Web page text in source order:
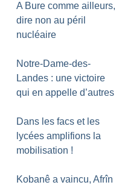
A Bure comme ailleurs,
dire non au péril
nucléaire
Notre-Dame-des-
Landes : une victoire
qui en appelle d’autres
Dans les facs et les
lycées amplifions la
mobilisation !
Kobanê a vaincu, Afrîn